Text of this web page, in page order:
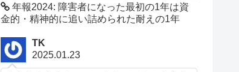
年報2024: 障害者になった最初の1年は資
金的・精神的に追い詰められた耐えの1年
TK
2025.01.23